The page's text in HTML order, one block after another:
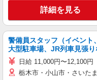
詳細を見る
警備員スタッフ（イベント
大型駐車場、JR列車見張り
日給 11,000円〜12,100円
栃木市・小山市・さいた